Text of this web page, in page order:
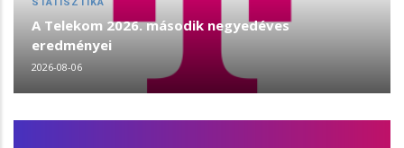
STATISZTIKA
A Telekom 2026. második negyedéves
eredményei
2026-08-06